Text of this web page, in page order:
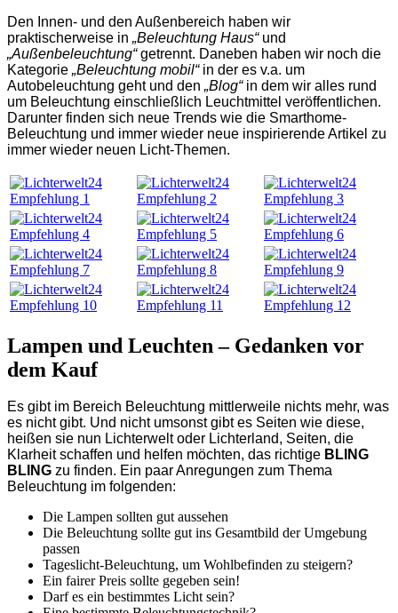
Den Innen- und den Außenbereich haben wir
praktischerweise in „Beleuchtung Haus“und
„Außenbeleuchtung“getrennt. Daneben haben wir noch die
Kategorie „Beleuchtung mobil“in der es v.a. um
Autobeleuchtung geht und den „Blog“in dem wir alles rund
um Beleuchtung einschließlich Leuchtmittel veröffentlichen.
Darunter finden sich neue Trends wie die Smarthome-
Beleuchtung und immer wieder neue inspirierende Artikel zu
immer wieder neuen Licht-Themen.
Lampen und Leuchten – Gedanken vor
dem Kauf
Es gibt im Bereich Beleuchtung mittlerweile nichts mehr, was
es nicht gibt. Und nicht umsonst gibt es Seiten wie diese,
heißen sie nun Lichterwelt oder Lichterland, Seiten, die
Klarheit schaffen und helfen möchten, das richtige BLING
BLING zu finden. Ein paar Anregungen zum Thema
Beleuchtung im folgenden:
Die Lampen sollten gut aussehen
Die Beleuchtung sollte gut ins Gesamtbild der Umgebung
passen
Tageslicht-Beleuchtung, um Wohlbefinden zu steigern?
Ein fairer Preis sollte gegeben sein!
Darf es ein bestimmtes Licht sein?